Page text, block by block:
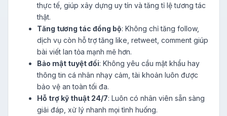
thực tế, giúp xây dựng uy tín và tăng tỉ lệ tương tác
thật.
Tăng tương tác đồng bộ: Không chỉ tăng follow,
dịch vụ còn hỗ trợ tăng like, retweet, comment giúp
bài viết lan tỏa mạnh mẽ hơn.
Bảo mật tuyệt đối: Không yêu cầu mật khẩu hay
thông tin cá nhân nhạy cảm, tài khoản luôn được
bảo vệ an toàn tối đa.
Hỗ trợ kỹ thuật 24/7: Luôn có nhân viên sẵn sàng
giải đáp, xử lý nhanh mọi tình huống.